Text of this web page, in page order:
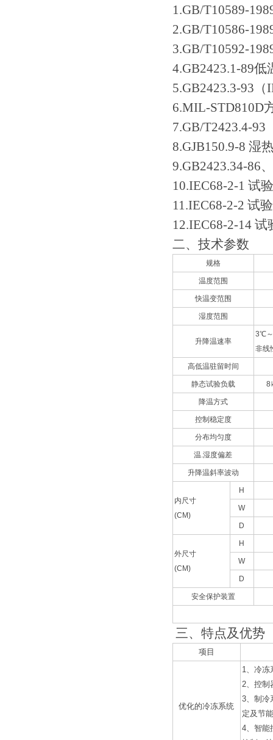
1.GB/T10589-
2.GB/T10586-
3.GB/T10592-
4.GB2423.1-89
5.GB2423.3-93
6.MIL-STD810D
7.GB/T2423.4-
8.GJB150.9-8 湿
9.GB2423.34-86
10.IEC68-2-1 试
11.IEC68-2-2 试
12.IEC68-2-14
二、 技术参数
规格
温度范围
快温变范围
湿度范围
升降温速率
3℃～
非线
高低温驻留时间
静态试验负载 8
降温方式
控制稳定度
分布均匀度
温.湿度偏差
升降温斜率波动
内尺寸
(CM)
H
W
D
外尺寸
(CM)
H
W
D
安全保护装置
三、 特点及优势
项目
优化的冷冻系统
1、冷冻
2、控制
3、制冷
定及节
4、智能